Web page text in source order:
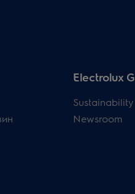
Electrolux
Newsroom